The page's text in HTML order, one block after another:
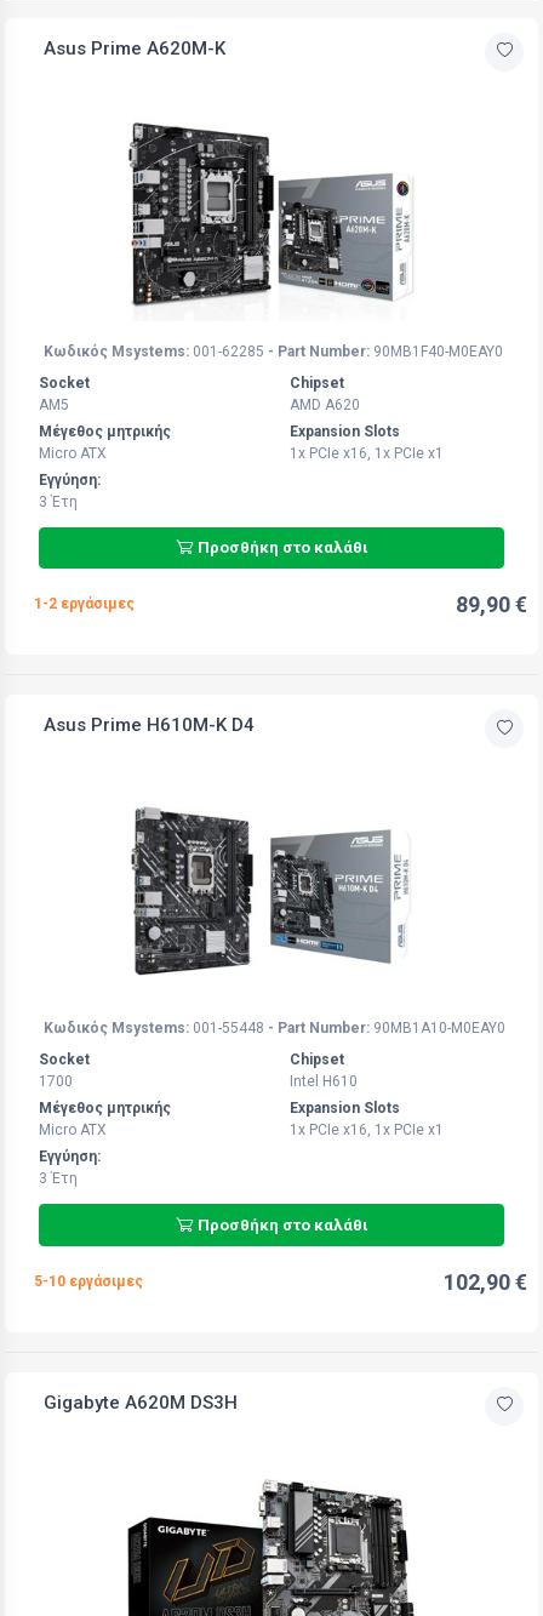
Asus Prime A620M-K
Κωδικός Msystems: 001-62285 - Part Number: 90MB1F40-M0EAY0
Socket
AM5
Chipset
AMD A620
Μέγεθος μητρικής
Micro ATX
Expansion Slots
1x PCIe x16, 1x PCIe x1
Εγγύηση:
3 Έτη
Προσθήκη στο καλάθι
1-2 εργάσιμες 89,90 €
Asus Prime H610M-K D4
Κωδικός Msystems: 001-55448 - Part Number: 90MB1A10-M0EAY0
Socket
1700
Chipset
Intel H610
Μέγεθος μητρικής
Micro ATX
Expansion Slots
1x PCIe x16, 1x PCIe x1
Εγγύηση:
3 Έτη
Προσθήκη στο καλάθι
5-10 εργάσιμες 102,90 €
Gigabyte A620M DS3H